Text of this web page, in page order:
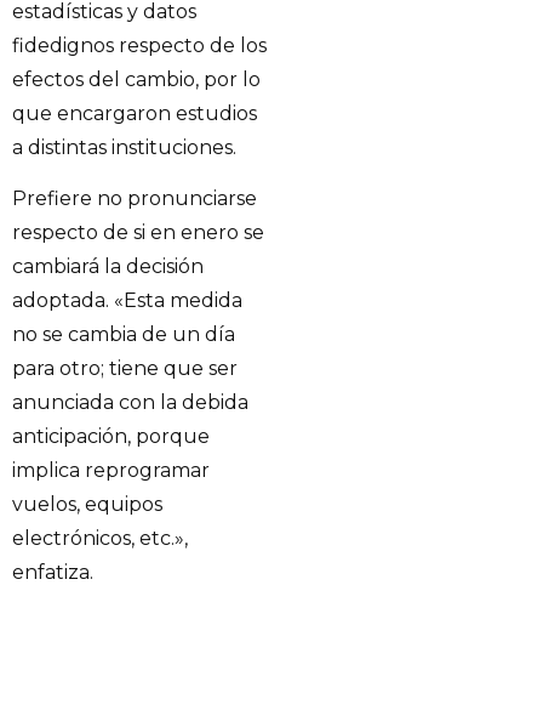
estadísticas y datos
fidedignos respecto de los
efectos del cambio, por lo
que encargaron estudios
a distintas instituciones.
Prefiere no pronunciarse
respecto de si en enero se
cambiará la decisión
adoptada. «Esta medida
no se cambia de un día
para otro; tiene que ser
anunciada con la debida
anticipación, porque
implica reprogramar
vuelos, equipos
electrónicos, etc.»,
enfatiza.